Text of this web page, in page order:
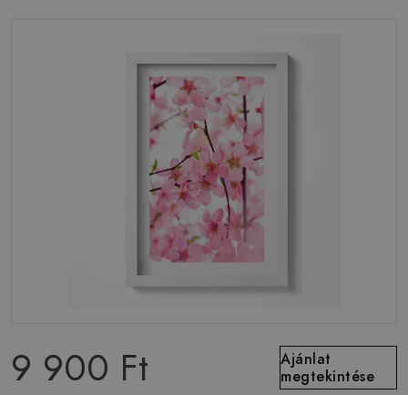
9 900 Ft
Ajánlat
megtekintése